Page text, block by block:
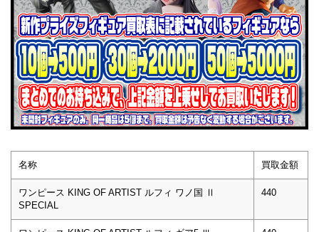
名称 買取金額
ワンピース KING OF ARTIST ルフィ ワノ国 Ⅱ
SPECIAL
440